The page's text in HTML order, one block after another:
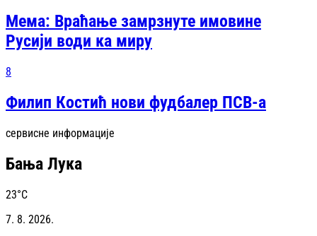
Мема: Враћање замрзнуте имовине
Русији води ка миру
8
Филип Костић нови фудбалер ПСВ-а
сервисне информације
Бања Лука
23°C
7. 8. 2026.